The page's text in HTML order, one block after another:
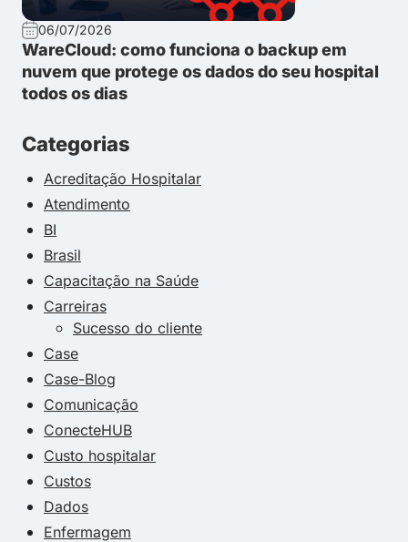
06/07/2026
WareCloud: como funciona o backup em
nuvem que protege os dados do seu hospital
todos os dias
Categorias
Acreditação Hospitalar
Atendimento
BI
Brasil
Capacitação na Saúde
Carreiras
Sucesso do cliente
Case
Case-Blog
Comunicação
ConecteHUB
Custo hospitalar
Custos
Dados
Enfermagem